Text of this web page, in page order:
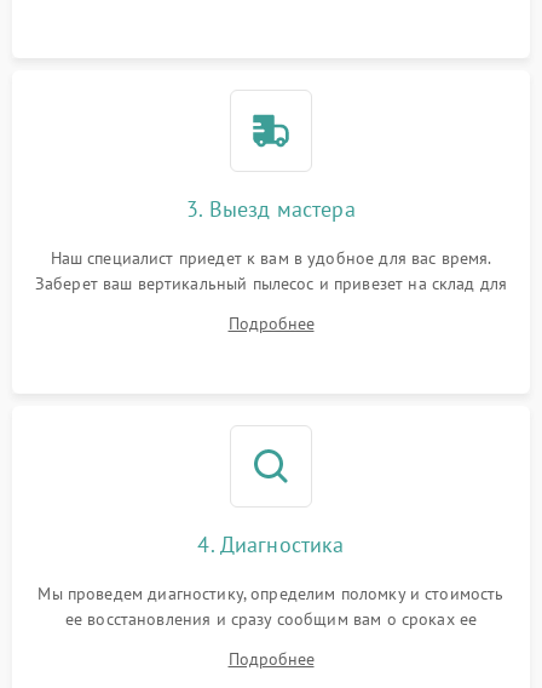
3. Выезд мастера
Наш специалист приедет к вам в удобное для вас время.
Заберет ваш вертикальный пылесос и привезет на склад для
Подробнее
4. Диагностика
Мы проведем диагностику, определим поломку и стоимость
ее восстановления и сразу сообщим вам о сроках ее
Подробнее